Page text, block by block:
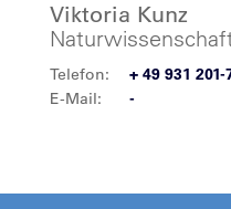
Viktoria Kunz
Telefon:
+ 49 931 201-
E-Mail:
-